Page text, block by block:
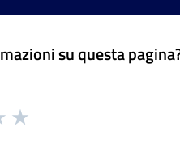
su questa